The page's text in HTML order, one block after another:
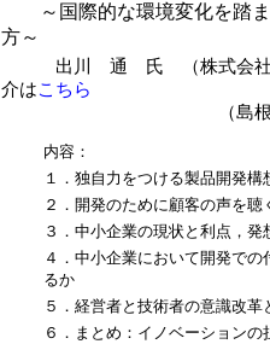
～国際的な環境変化を踏ま
方～
出川 通 氏 （株式会社テ
介はこちら
（島根大学産学連
内容：
１．独自力をつける製品開発構
２．開発のために顧客の声を聴
３．中小企業の現状と利点，発
４．中小企業において開発での
るか
５．経営者と技術者の意識改革
６．まとめ：イノベーションの